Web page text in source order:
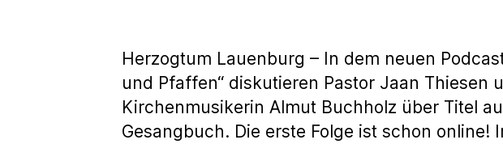
Herzogtum Lauenburg – In dem neuen
und Pfaffen“ diskutieren Pastor Jaan Thiesen
Kirchenmusikerin Almut Buchholz über Titel
Gesangbuch. Die erste Folge ist schon online!